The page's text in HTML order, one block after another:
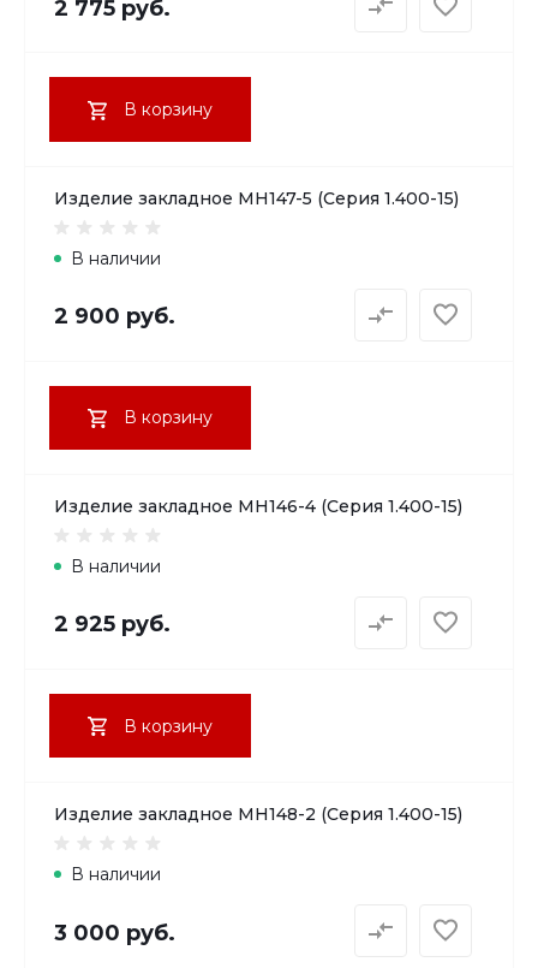
2 775 руб.
В корзину
Изделие закладное МН147-5 (Серия 1.400-15)
В наличии
2 900 руб.
В корзину
Изделие закладное МН146-4 (Серия 1.400-15)
В наличии
2 925 руб.
В корзину
Изделие закладное МН148-2 (Серия 1.400-15)
В наличии
3 000 руб.